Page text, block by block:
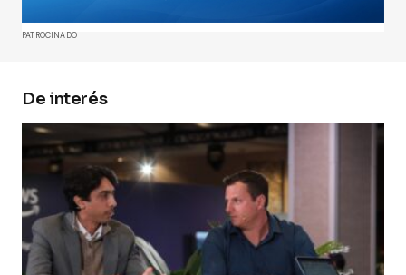
Comment*
Your E-mail
Guarda mi nombre, correo electrónico y web en
este navegador para la próxima vez que
comente.
PATROCINADO
De interés